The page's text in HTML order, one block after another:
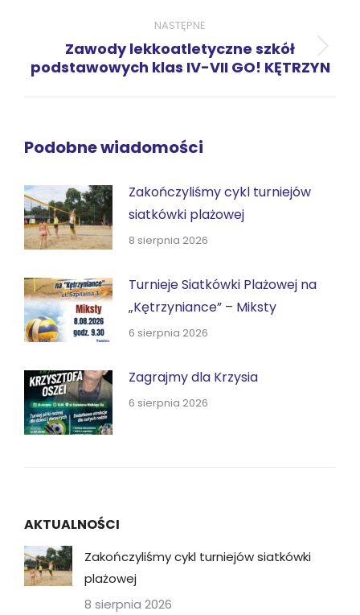
NASTĘPNE
Następny
wpis:
Zawody lekkoatletyczne szkół
podstawowych klas IV-VII GO! KĘTRZYN
Podobne wiadomości
Zakończyliśmy cykl turniejów
siatkówki plażowej
8 sierpnia 2026
Turnieje Siatkówki Plażowej na
„Kętrzyniance” – Miksty
6 sierpnia 2026
Zagrajmy dla Krzysia
6 sierpnia 2026
AKTUALNOŚCI
Zakończyliśmy cykl turniejów siatkówki
plażowej
8 sierpnia 2026